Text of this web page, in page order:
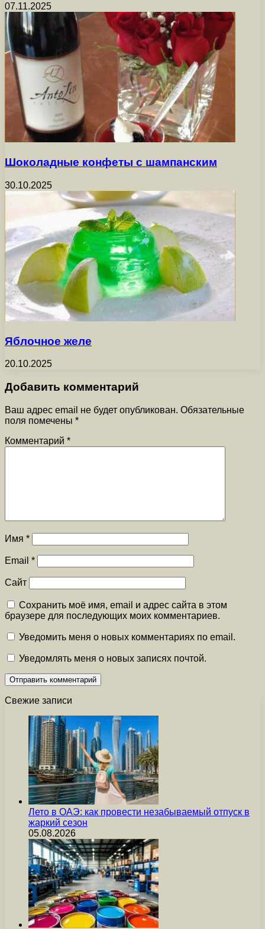
07.11.2025
Шоколадные конфеты с шампанским
30.10.2025
Яблочное желе
20.10.2025
Добавить комментарий
Ваш адрес email не будет опубликован. Обязательные
поля помечены *
Комментарий *
Имя *
Email *
Сайт
Сохранить моё имя, email и адрес сайта в этом
браузере для последующих моих комментариев.
Уведомить меня о новых комментариях по email.
Уведомлять меня о новых записях почтой.
Свежие записи
Лето в ОАЭ: как провести незабываемый отпуск в
жаркий сезон
05.08.2026